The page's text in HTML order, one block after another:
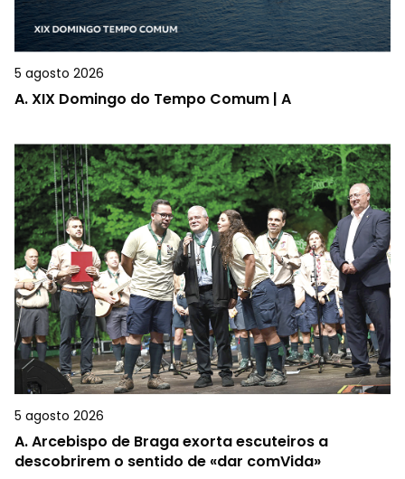
5 agosto 2026
A.XIX Domingo do Tempo Comum | A
5 agosto 2026
A.Arcebispo de Braga exorta escuteiros a
descobrirem o sentido de «dar comVida»